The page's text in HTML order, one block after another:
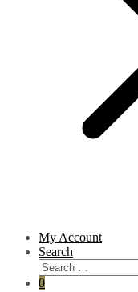
My Account
Search
0